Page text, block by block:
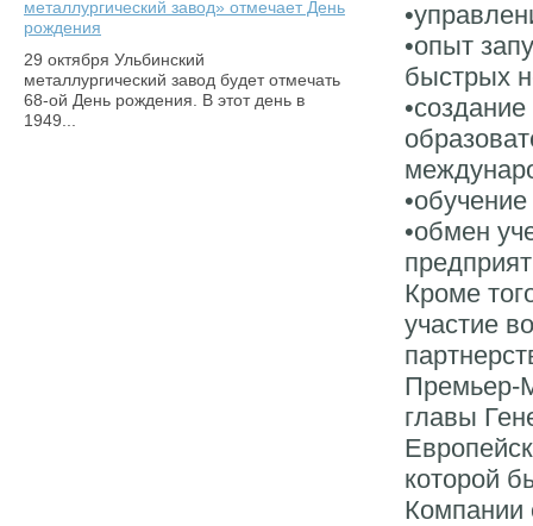
металлургический завод» отмечает День
рождения
29 октября Ульбинский
металлургический завод будет отмечать
68-ой День рождения. В этот день в
1949...
•опыт
быстрых
•обмен
Кроме
участие
Премьер-
главы
которой
Компании